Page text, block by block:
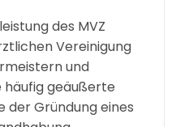
des MVZ
Vereinigung
und
häufig geäußerte
der Gründung eines